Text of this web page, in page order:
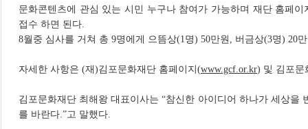
문화콘텐츠에 관심 있는 시민 누구나 참여가 가능하며 재단 홈페
접수 하면 된다.
8월중 심사를 거쳐 총 9명에게 으뜸상(1명) 50만원, 버금상(3명) 20
자세한 사항은 (재)김포문화재단 홈페이지(www.gcf.or.kr) 및 김포문
김포문화재단 최해왕 대표이사는 “참신한 아이디어 하나가 세상
를 바란다.”고 말했다.